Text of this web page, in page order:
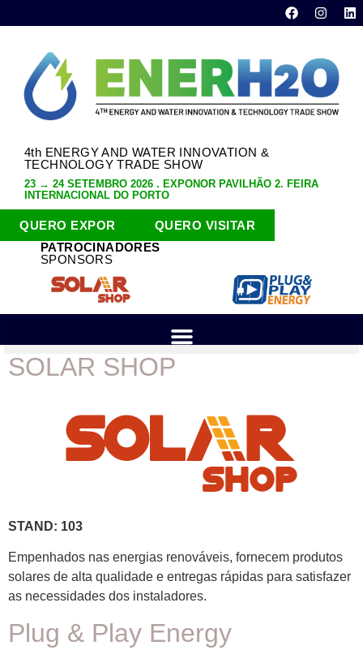
4th ENERGY AND WATER INNOVATION &
TECHNOLOGY TRADE SHOW
23 → 24 SETEMBRO 2026 . EXPONOR PAVILHÃO 2. FEIRA
INTERNACIONAL DO PORTO
QUERO EXPOR
QUERO VISITAR
PATROCINADORES
SPONSORS
SOLAR SHOP
STAND: 103
Empenhados nas energias renováveis, fornecem produtos
solares de alta qualidade e entregas rápidas para satisfazer
as necessidades dos instaladores.
Plug & Play Energy